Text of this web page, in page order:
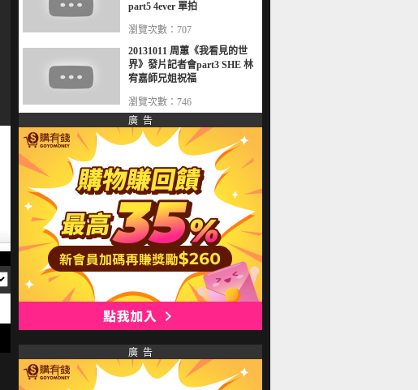
part5 4ever 單拍
瀏覽次數：707
20131011 周蕙《我看見的世
界》發片記者會part3 SHE 林
宥嘉師兄姐祝福
瀏覽次數：746
廣 告
廣 告